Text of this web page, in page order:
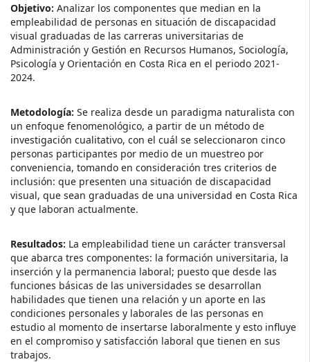
Objetivo: Analizar los componentes que median en la
empleabilidad de personas en situación de discapacidad
visual graduadas de las carreras universitarias de
Administración y Gestión en Recursos Humanos, Sociología,
Psicología y Orientación en Costa Rica en el periodo 2021-
2024.
Metodología: Se realiza desde un paradigma naturalista con
un enfoque fenomenológico, a partir de un método de
investigación cualitativo, con el cuál se seleccionaron cinco
personas participantes por medio de un muestreo por
conveniencia, tomando en consideración tres criterios de
inclusión: que presenten una situación de discapacidad
visual, que sean graduadas de una universidad en Costa Rica
y que laboran actualmente.
Resultados: La empleabilidad tiene un carácter transversal
que abarca tres componentes: la formación universitaria, la
inserción y la permanencia laboral; puesto que desde las
funciones básicas de las universidades se desarrollan
habilidades que tienen una relación y un aporte en las
condiciones personales y laborales de las personas en
estudio al momento de insertarse laboralmente y esto influye
en el compromiso y satisfacción laboral que tienen en sus
trabajos.